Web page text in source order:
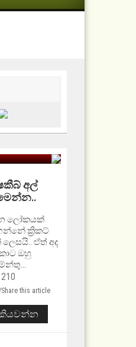
අල්
ලෝකයක්
ක්‍රිකට්
ඒත් අද
ඔහු
Share this article